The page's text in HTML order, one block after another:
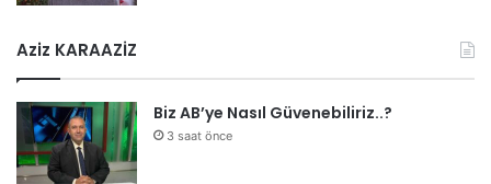
1
5
’
e
b
Aziz KARAAZİZ
Biz AB’ye Nasıl Güvenebiliriz..?
3 saat önce